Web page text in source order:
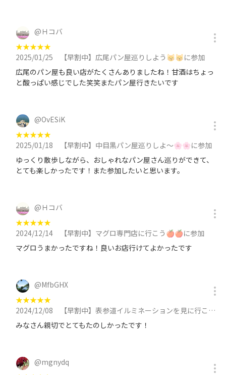
@ Ｈコバ
★★★★★
2025/01/25
【早割中】広尾パン屋巡りしよう😽😽に参加
広尾のパン屋も良い店がたくさんありましたね！甘酒はちょっ
と酸っぱい感じでした笑笑またパン屋行きたいです
@OvESiK
★★★★★
2025/01/18
【早割中】中目黒パン屋巡りしよ〜🌸🌸に参加
ゆっくり散歩しながら、おしゃれなパン屋さん巡りができて、
とても楽しかったです！また参加したいと思います。
@ Ｈコバ
★★★★★
2024/12/14
【早割中】マグロ専門店に行こう🍎🍎に参加
マグロうまかったですね！良いお店行けてよかったです
@MfbGHX
★★★★★
2024/12/08
【早割中】表参道イルミネーションを見に行こう！20代30代限定🐽🐽に参加
みなさん親切でとてもたのしかったです！
@mgnydq